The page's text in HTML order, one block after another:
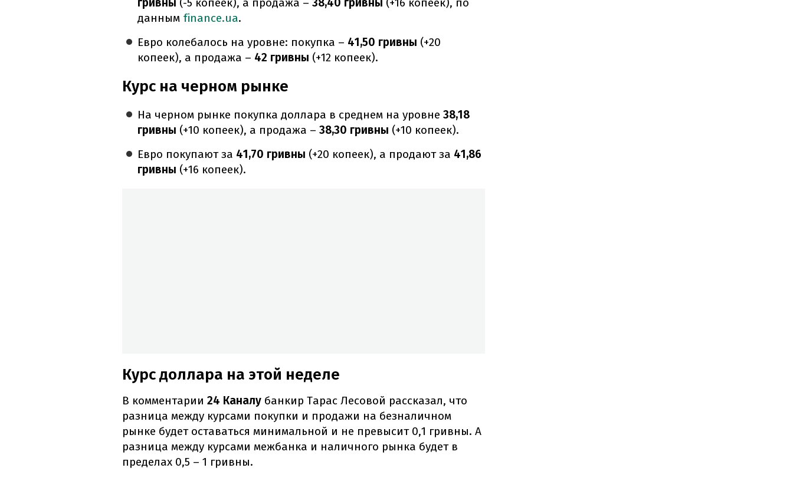
гривны (-5 копеек), а продажа – 38,40 гривны (+16 копеек), по
данным finance.ua.
Евро колебалось на уровне: покупка – 41,50 гривны (+20
копеек), а продажа – 42 гривны (+12 копеек).
Курс на черном рынке
На черном рынке покупка доллара в среднем на уровне 38,18
гривны (+10 копеек), а продажа – 38,30 гривны (+10 копеек).
Евро покупают за 41,70 гривны (+20 копеек), а продают за 41,86
гривны (+16 копеек).
Курс доллара на этой неделе
В комментарии 24 Каналу банкир Тарас Лесовой рассказал, что
разница между курсами покупки и продажи на безналичном
рынке будет оставаться минимальной и не превысит 0,1 гривны. А
разница между курсами межбанка и наличного рынка будет в
пределах 0,5 – 1 гривны.